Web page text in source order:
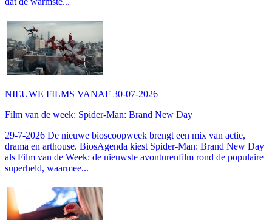
NIEUWE FILMS VANAF 30-07-2026
Film van de week: Spider-Man: Brand New Day
29-7-2026 De nieuwe bioscoopweek brengt een mix van actie,
drama en arthouse. BiosAgenda kiest Spider-Man: Brand New Day
als Film van de Week: de nieuwste avonturenfilm rond de populaire
superheld, waarmee...